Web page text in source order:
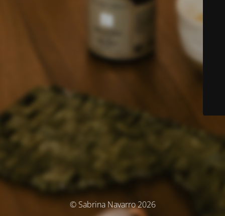
© Sabrina Navarro 2026